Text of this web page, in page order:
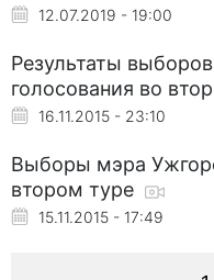
12.07.2019 - 19:00
Результаты
голосования во
16.11.2015 - 23:10
Выборы мэра
втором туре
15.11.2015 - 17:49